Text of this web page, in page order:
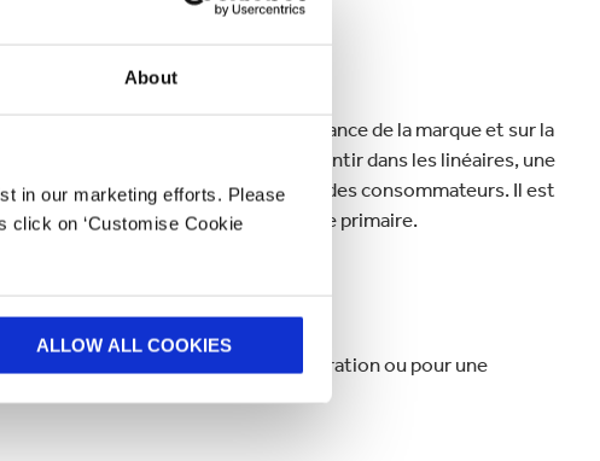
About
in our marketing efforts. Please
click on ‘Customise Cookie
ALLOW ALL COOKIES
?
a un impact majeur sur la reconnaissance de la marque et sur la
que la concurrence se fait ressentir dans les linéaires, une
de la marque et altérer la confiance des consommateurs. Il est
à la qualité de l'emballage primaire.
pour stimuler votre inspiration ou pour une